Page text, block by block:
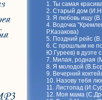
1. Ты самая
2. Старый дом
3. Я любовь ищу
4. Водочка
Р.Казакова)
5. Поздний рейс
6. С прошлым не
Ю.Гуреев) в дуэте
7. Милая, родная
8. Я молодой
9. Вечерний
10. Назову тебя
11. Листопад
12. Моя мама